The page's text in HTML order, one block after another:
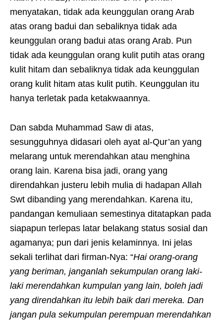
menyatakan, tidak ada keunggulan orang Arab
atas orang badui dan sebaliknya tidak ada
keunggulan orang badui atas orang Arab. Pun
tidak ada keunggulan orang kulit putih atas orang
kulit hitam dan sebaliknya tidak ada keunggulan
orang kulit hitam atas kulit putih. Keunggulan itu
hanya terletak pada ketakwaannya.
Dan sabda Muhammad Saw di atas,
sesungguhnya didasari oleh ayat al-Qur’an yang
melarang untuk merendahkan atau menghina
orang lain. Karena bisa jadi, orang yang
direndahkan justeru lebih mulia di hadapan Allah
Swt dibanding yang merendahkan. Karena itu,
pandangan kemuliaan semestinya ditatapkan pada
siapapun terlepas latar belakang status sosial dan
agamanya; pun dari jenis kelaminnya. Ini jelas
sekali terlihat dari firman-Nya: “Hai orang-orang
yang beriman, janganlah sekumpulan orang laki-
laki merendahkan kumpulan yang lain, boleh jadi
yang direndahkan itu lebih baik dari mereka. Dan
jangan pula sekumpulan perempuan merendahkan